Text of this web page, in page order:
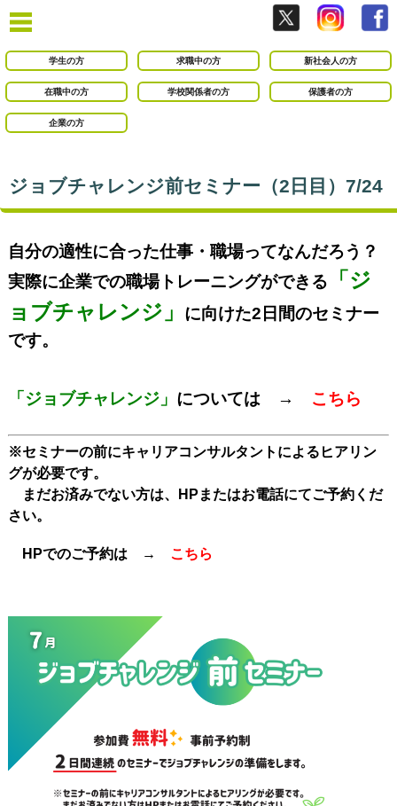
学生の方 求職中の方 新社会人の方
在職中の方 学校関係者の方 保護者の方
企業の方
ジョブチャレンジ前セミナー（2日目）7/24
自分の適性に合った仕事・職場ってなんだろう？
実際に企業での職場トレーニングができる
「ジ
ョブチャレンジ」
に向けた2 日間のセミナー
です。
「ジョブチャレンジ」 については → こちら
※セミナーの前にキャリアコンサルタントによるヒアリン
グが必要です。
まだお済みでない方は、HPまたはお電話にてご予約くだ
さい。
HPでのご予約は → こちら